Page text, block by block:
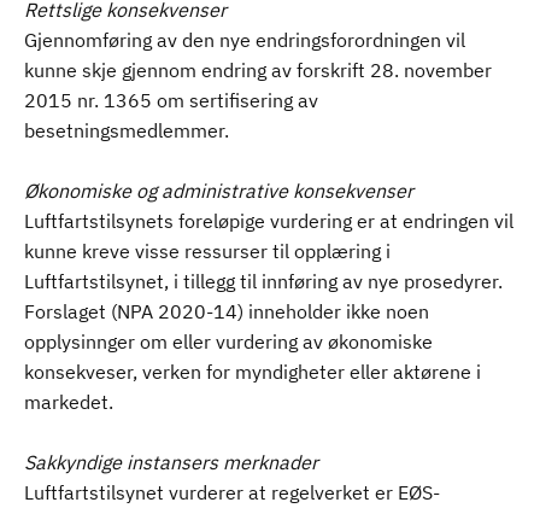
Rettslige konsekvenser
Gjennomføring av den nye endringsforordningen vil
kunne skje gjennom endring av forskrift 28. november
2015 nr. 1365 om sertifisering av
besetningsmedlemmer.
Økonomiske og administrative konsekvenser
Luftfartstilsynets foreløpige vurdering er at endringen vil
kunne kreve visse ressurser til opplæring i
Luftfartstilsynet, i tillegg til innføring av nye prosedyrer.
Forslaget (NPA 2020-14) inneholder ikke noen
opplysinnger om eller vurdering av økonomiske
konsekveser, verken for myndigheter eller aktørene i
markedet.
Sakkyndige instansers merknader
Luftfartstilsynet vurderer at regelverket er EØS-